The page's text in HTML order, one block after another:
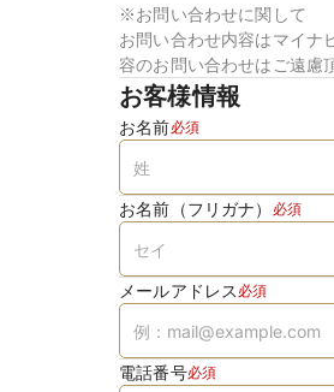
※お問い合わせに関して
お問い合わせ内容はマイナ
容のお問い合わせはご遠慮
お客様情報
お名前必須
お名前（フリガナ） 必須
メールアドレス 必須
電話番号必須